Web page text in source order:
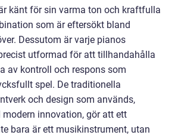
känt för sin varma ton och kraftfulla
som är eftersökt bland
Dessutom är varje pianos
utformad för att tillhandahålla
av kontroll och respons som
spel. De traditionella
och design som används,
innovation, gör att ett
bara är ett musikinstrument, utan